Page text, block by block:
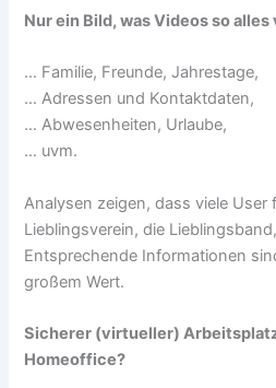
Nur ein Bild, was Videos so
… Familie, Freunde, Jahrestage,
… Adressen und Kontaktdaten,
… Abwesenheiten, Urlaube,
… uvm.
Analysen zeigen, dass viele User
Lieblingsverein, die
Entsprechende Informationen
großem Wert.
Sicherer (virtueller)
Homeoffice?